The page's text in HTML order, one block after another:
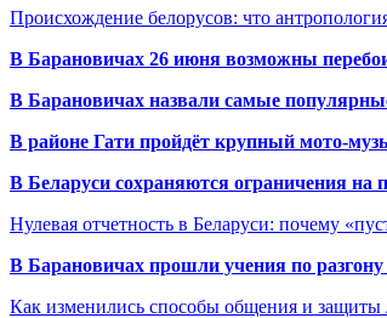
Происхождение белорусов: что
В Барановичах 26 июня возможны
В Барановичах назвали самые
В районе Гати пройдёт крупный мото-
В Беларуси сохраняются ограничения на
Нулевая отчетность в Беларуси: почему
В Барановичах прошли учения по
Как изменились способы общения и